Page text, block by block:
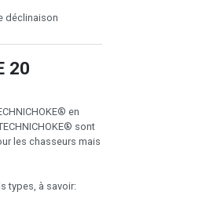
déclinaison
20
en
sont
les chasseurs mais
types, à savoir: